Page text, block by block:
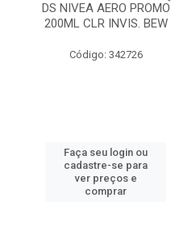
DS NIVEA AERO PROMO
200ML CLR INVIS. BEW
Código: 342726
Faça seu login ou
cadastre-se para
ver preços e
comprar